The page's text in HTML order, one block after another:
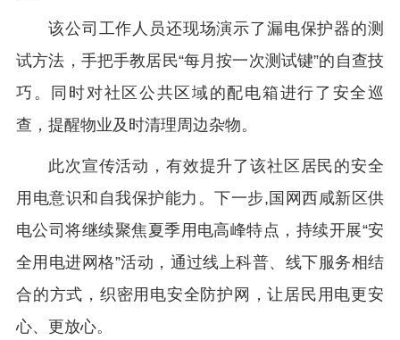
该公司工作人员还现场演示了漏电保护器的测
试方法，手把手教居民“每月按一次测试键”的自查技
巧。同时对社区公共区域的配电箱进行了安全巡
查，提醒物业及时清理周边杂物。
此次宣传活动，有效提升了该社区居民的安全
用电意识和自我保护能力。下一步,国网西咸新区供
电公司将继续聚焦夏季用电高峰特点，持续开展“安
全用电进网格”活动，通过线上科普、线下服务相结
合的方式，织密用电安全防护网，让居民用电更安
心、更放心。